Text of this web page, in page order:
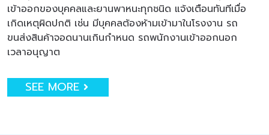
เข้าออกของบุคคลและยานพาหนะทุกชนิด แจ้งเตือนทันทีเมื่อ
เกิดเหตุผิดปกติ เช่น มีบุคคลต้องห้ามเข้ามาในโรงงาน รถ
ขนส่งสินค้าจอดนานเกินกำหนด รถพนักงานเข้าออกนอก
เวลาอนุญาต
SEE MORE